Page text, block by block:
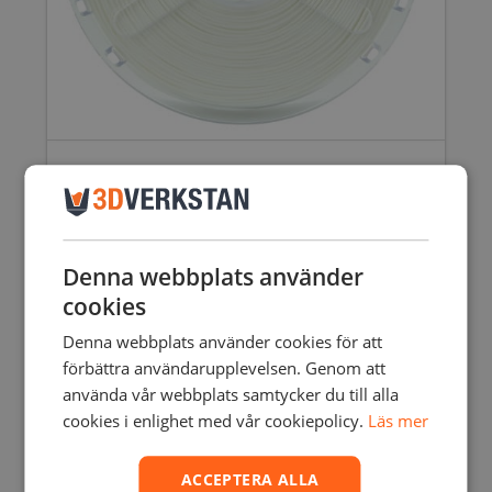
POLYMAKER POLYSMOOTH
515,00SEKinkl. moms
412,00SEK
produkten
har
flera
varianter.
De
olika
alternativen
Denna webbplats använder
cookies
Denna webbplats använder cookies för att
förbättra användarupplevelsen. Genom att
använda vår webbplats samtycker du till alla
cookies i enlighet med vår cookiepolicy. Läs mer
ACCEPTERA ALLA